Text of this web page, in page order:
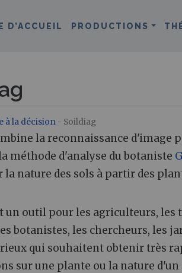
D’ACCUEIL PRODUCTIONS
,rechercher
à la décision - Soildiag
la reconnaissance d'image
méthode d'analyse du botaniste
nature des sols à partir des
un outil pour les agriculteurs, les
botanistes, les chercheurs, les
qui souhaitent obtenir très
sur une plante ou la nature d'un